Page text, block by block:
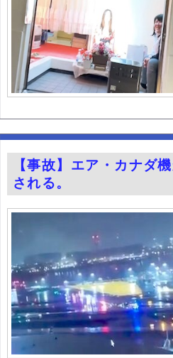
韓国国会、サッカー前代表監督を追及「な
日本旅行キャンセルすべきか…1万年ぶり
うちのネコが目の前にいた。私が上に物
【お前らも気をつけような！】ガールズ
【朗報】秋田県、オイルマネーが転がり
【朗報】むちむち女子バレー選手さん、脱
【長野】安曇野市と大町市で土砂崩落
萌え萌え可愛いグラドル佐々木萌香のエ
焼き鳥屋さんで鳥刺しを食べた結果・・・
靖国神社、コスプレ軍装を禁止へ・・・
【画像】イオンでカップヌードル詰め放題
齋藤陽アナ ベルトで締め付けられる胸元
『薬屋のひとりごと』30話感想 診療所の
ガチの釣り初心者なんやが、始めるまでの
井上晴美、乳首ヘアヌードや濡れ場おっ
【Xの車窓から】オービスかと思ったら
【衝撃】「かわいい虫」ランキング、つい
【事故】エア・カナダ
される。